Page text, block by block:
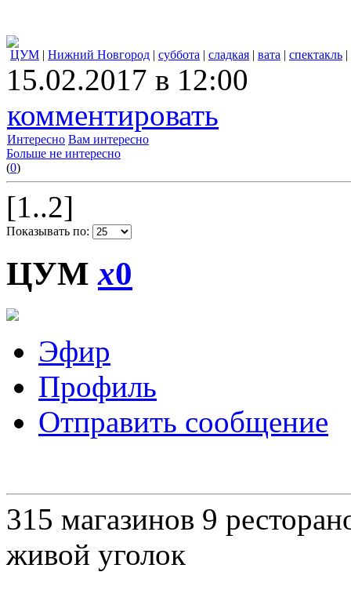
ЦУМ | Нижний Новгород | суббота | сладкая | вата | спектакль |
15.02.2017 в 12:00
комментировать
Интересно Вам интересно
Больше не интересно
(0)
[1..2]
Показывать по:
ЦУМx0
Эфир
Профиль
Отправить сообщение
315 магазинов 9
живой уголок